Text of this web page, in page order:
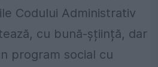
Codului Administrativ
cu bună-șțiință, dar
program social cu